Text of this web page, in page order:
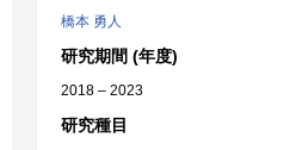
橋本 勇人
研究期間 (年度)
2018 – 2023
研究種目